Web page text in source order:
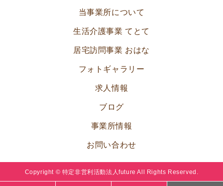
当事業所について
生活介護事業 てとて
居宅訪問事業 おはな
フォトギャラリー
求人情報
ブログ
事業所情報
お問い合わせ
Copyright © 特定非営利活動法人future All Rights Reserved.